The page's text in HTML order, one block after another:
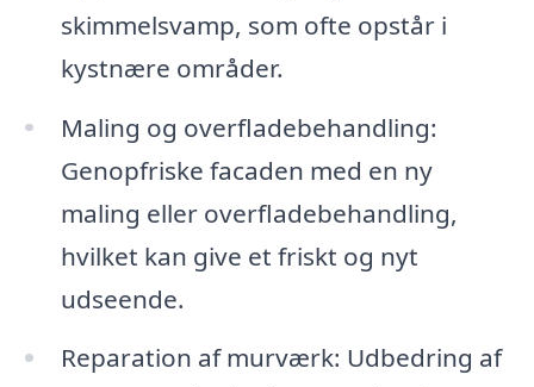
skimmelsvamp, som ofte opstår i
kystnære områder.
Maling og overfladebehandling:
Genopfriske facaden med en ny
maling eller overfladebehandling,
hvilket kan give et friskt og nyt
udseende.
Reparation af murværk: Udbedring af